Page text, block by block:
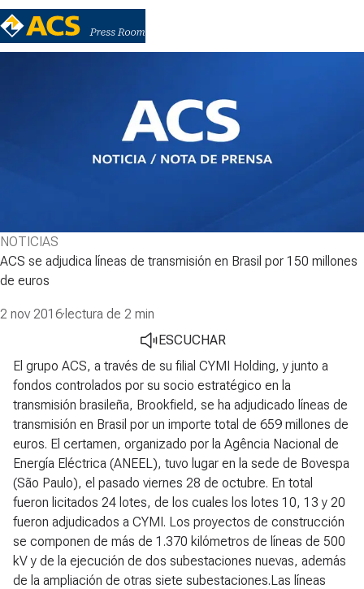
NOTICIAS
ACS se adjudica líneas de transmisión en Brasil por 150 millones
de euros
2 nov 2016· lectura de 2 min
ESCUCHAR
El grupo ACS, a través de su filial CYMI Holding, y junto a
fondos controlados por su socio estratégico en la
transmisión brasileña, Brookfield, se ha adjudicado líneas de
transmisión en Brasil por un importe total de 659 millones de
euros. El certamen, organizado por la Agência Nacional de
Energía Eléctrica (ANEEL), tuvo lugar en la sede de Bovespa
(São Paulo), el pasado viernes 28 de octubre. En total
fueron licitados 24 lotes, de los cuales los lotes 10, 13 y 20
fueron adjudicados a CYMI. Los proyectos de construcción
se componen de más de 1.370 kilómetros de líneas de 500
kV y de la ejecución de dos subestaciones nuevas, además
de la ampliación de otras siete subestaciones.Las líneas